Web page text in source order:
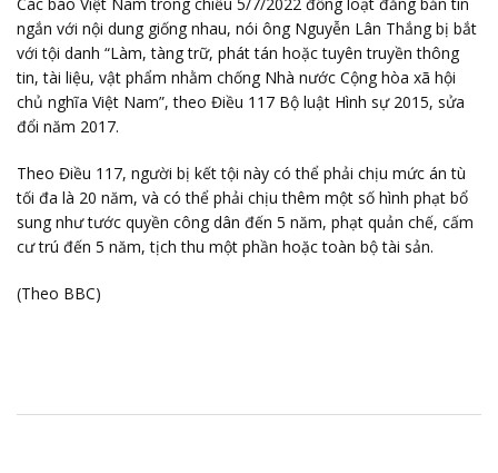
Các báo Việt Nam trong chiều 5/7/2022 đồng loạt đăng bản tin
ngắn với nội dung giống nhau, nói ông Nguyễn Lân Thắng bị bắt
với tội danh “Làm, tàng trữ, phát tán hoặc tuyên truyền thông
tin, tài liệu, vật phẩm nhằm chống Nhà nước Cộng hòa xã hội
chủ nghĩa Việt Nam”, theo Điều 117 Bộ luật Hình sự 2015, sửa
đổi năm 2017.
Theo Điều 117, người bị kết tội này có thể phải chịu mức án tù
tối đa là 20 năm, và có thể phải chịu thêm một số hình phạt bổ
sung như tước quyền công dân đến 5 năm, phạt quản chế, cấm
cư trú đến 5 năm, tịch thu một phần hoặc toàn bộ tài sản.
(Theo BBC)